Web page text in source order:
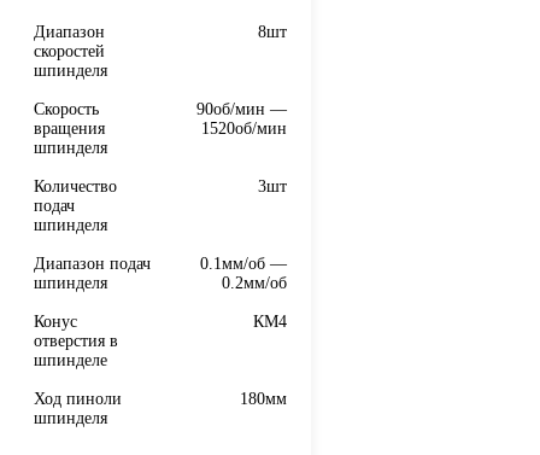
Диапазон
скоростей
шпинделя
8шт
Скорость
вращения
шпинделя
90об/мин —
1520об/мин
Количество
подач
шпинделя
3шт
Диапазон подач
шпинделя
0.1мм/об —
0.2мм/об
Конус
отверстия в
шпинделе
КМ4
Ход пиноли
шпинделя
180мм